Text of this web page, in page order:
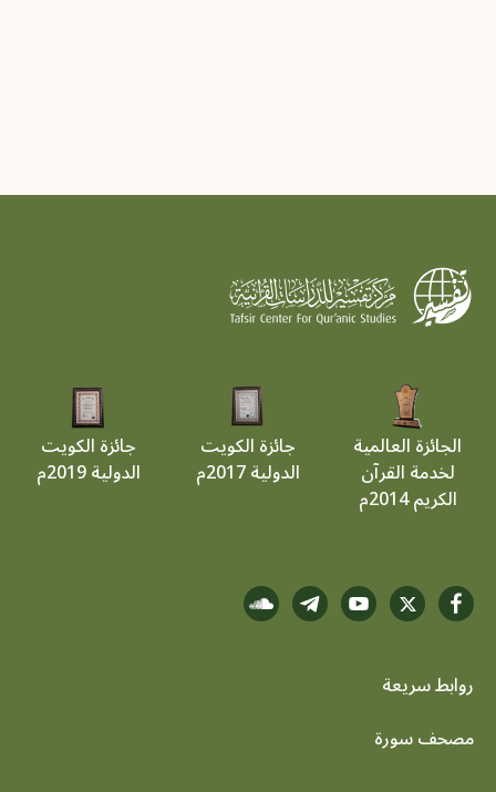
الجائزة العالمية
لخدمة القرآن
الكريم 2014م
جائزة الكويت
الدولية 2017م
جائزة الكويت
الدولية 2019م
روابط سريعة
footer menu
مصحف سورة